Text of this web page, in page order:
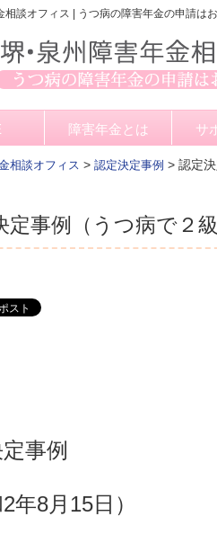
相談オフィス | うつ病の障害年金の申請は
障害年金とは サ
相談オフィス > 認定決定事例 > 認定
定事例（うつ病で２級
事例
2年8月15日）